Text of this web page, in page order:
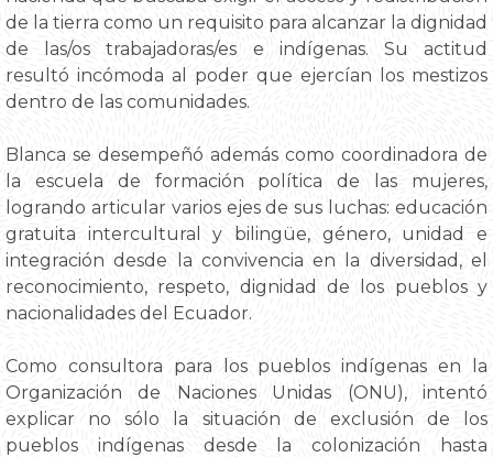
de la tierra como un requisito para alcanzar la dignidad
de las/os trabajadoras/es e indígenas. Su actitud
resultó incómoda al poder que ejercían los mestizos
dentro de las comunidades.
Blanca se desempeñó además como coordinadora de
la escuela de formación política de las mujeres,
logrando articular varios ejes de sus luchas: educación
gratuita intercultural y bilingüe, género, unidad e
integración desde la convivencia en la diversidad, el
reconocimiento, respeto, dignidad de los pueblos y
nacionalidades del Ecuador.
Como consultora para los pueblos indígenas en la
Organización de Naciones Unidas (ONU), intentó
explicar no sólo la situación de exclusión de los
pueblos indígenas desde la colonización hasta